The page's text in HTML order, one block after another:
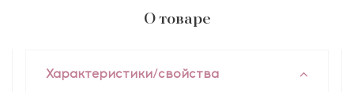
О товаре
Характеристики/свойства